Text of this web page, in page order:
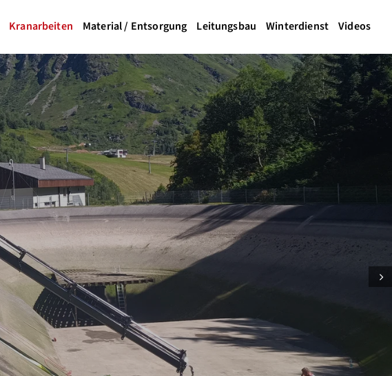
Kranarbeiten Material / Entsorgung Leitungsbau Winterdienst Videos
Next